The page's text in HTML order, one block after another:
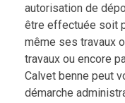
autorisation de
être effectuée soit
même ses travaux
travaux ou encore
Calvet benne peut
démarche